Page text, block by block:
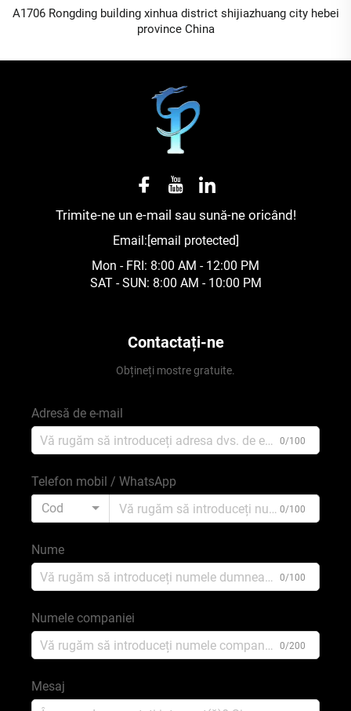
A1706 Rongding building xinhua district shijiazhuang city hebei
province China
Trimite-ne un e-mail sau sună-ne oricând!
Email:[email protected]
Mon - FRI: 8:00 AM - 12:00 PM
SAT - SUN: 8:00 AM - 10:00 PM
Contactați-ne
Obțineți mostre gratuite.
Adresă de e-mail
0/100
Telefon mobil / WhatsApp
Cod
0/100
Nume
0/100
Numele companiei
0/200
Mesaj